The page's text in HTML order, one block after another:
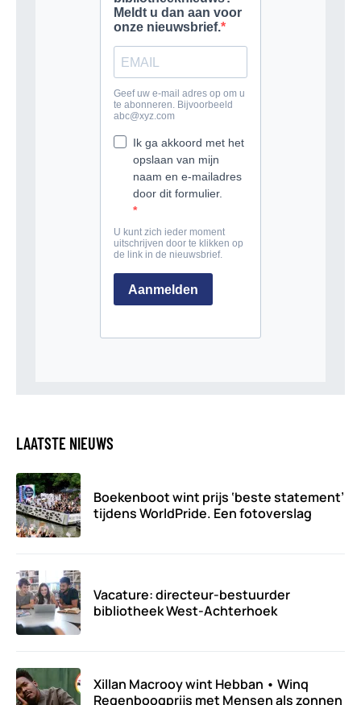
LAATSTE NIEUWS
Boekenboot wint prijs ‘beste statement’
tijdens WorldPride. Een fotoverslag
Vacature: directeur-bestuurder
bibliotheek West-Achterhoek
Xillan Macrooy wint Hebban • Winq
Regenboogprijs met Mensen als zonnen